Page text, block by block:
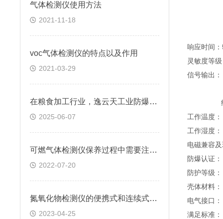
气体检测仪使用方法
2021-11-18
voc气体检测仪的特点以及作用
2021-03-29
在粮食加工行业，逸云天工业防爆粉尘检测仪为安全生产筑牢坚实防线。
2025-06-07
可燃气体检测仪保养过程中需要注意的几点问题
2022-07-20
氮氧化物检测仪的便携式和连续式分别有哪些特点？
2023-04-25
响应时间
灵敏度等
信号输出
继电器
工作温度
工作湿度
电磁兼容
防爆认证
防护等级
壳体材料
电气接口
满足标准